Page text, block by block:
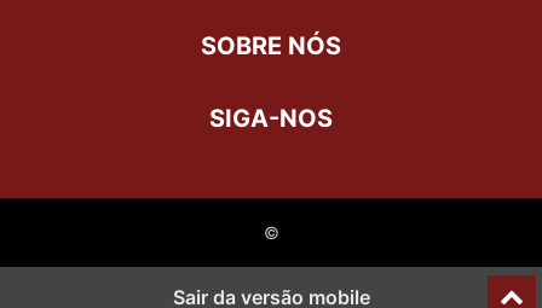
SOBRE NÓS
SIGA-NOS
©
Sair da versão mobile